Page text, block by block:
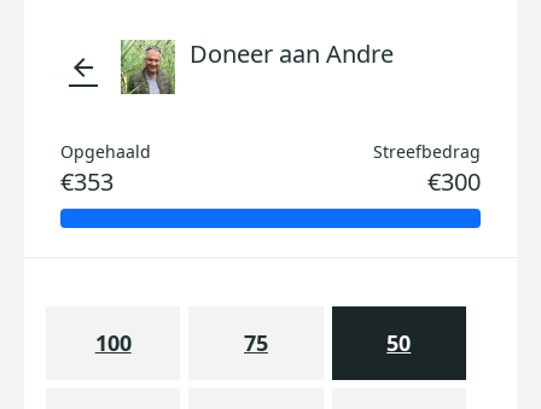
arrow_back Doneer aan Andre
Opgehaald
€353
Streefbedrag
€300
100 75 50